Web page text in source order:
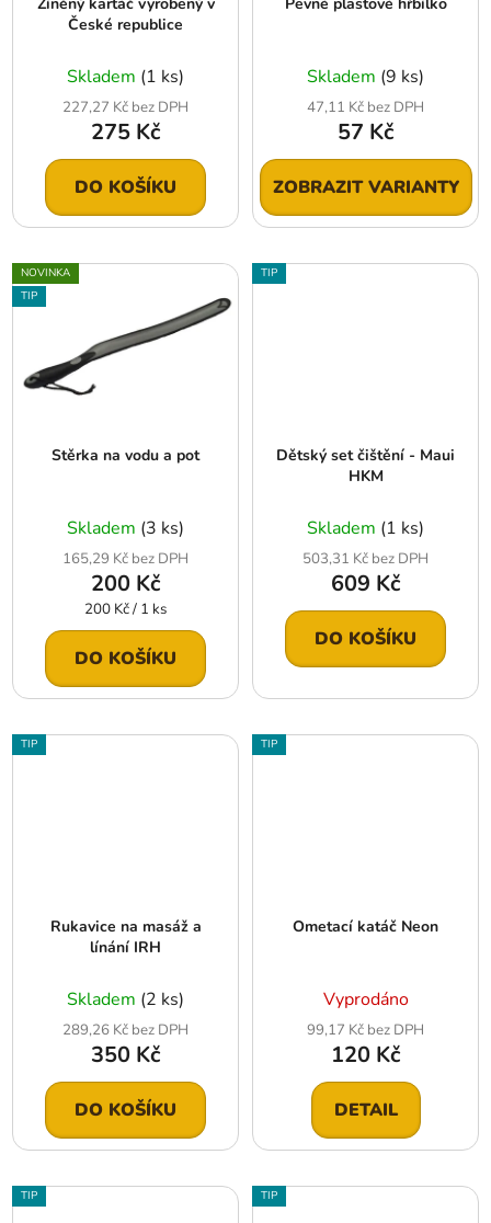
České republice
Skladem (1 ks)
227,27 Kč bez DPH
275 Kč
DO KOŠÍKU
Skladem (9 ks)
47,11 Kč bez DPH
57 Kč
ZOBRAZIT VARIANTY
NOVINKA
TIP
Stěrka na vodu a pot
Skladem (3 ks)
165,29 Kč bez DPH
200 Kč
Měrná
cena:
200 Kč / 1 ks
DO KOŠÍKU
TIP
Dětský set čištění - Maui
HKM
Skladem (1 ks)
503,31 Kč bez DPH
609 Kč
DO KOŠÍKU
TIP
Rukavice na masáž a
línání IRH
Skladem (2 ks)
289,26 Kč bez DPH
350 Kč
DO KOŠÍKU
TIP
Ometací katáč Neon
Vyprodáno
99,17 Kč bez DPH
120 Kč
DETAIL
TIP TIP